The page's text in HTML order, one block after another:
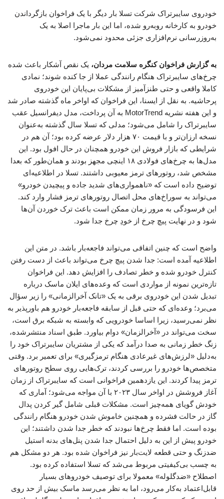
خودروی سایبرتراک شرکت تسلا بار دیگر با یک فراخوان بازگرداندن
خودرو به کارخانه روبه‌رو شده، اما این بار ماجرا اصلا به یک
به‌روزرسانی نرم‌افزاری جزئی محدود نمی‌شود.
به گزارش فراخوان کنگره سلامت مردان، یک نقص آشکار باعث شده
چرخ‌های سایبرتراک هنگام رانندگی عملا از جا کنده شوند؛ نمادی
کاملا واقعی و حتی طنزآمیز از مشکلات بی‌پایان این خودروی
پرحاشیه. به نقل از ایسنا، این فراخوان که اواخر ماه گذشته صادر شد
و این هفته نشریه MotorTrend به آن پرداخت، مدل دیفرانسیل عقب
سایبرتراک را شامل می‌شود؛ مدلی که تسلا سال گذشته به‌عنوان
نسخه ارزان‌تر و با قیمت ۷۰ هزار دلار عرضه کرده بود؛ آن هم در
شرایطی که بازار فروش این خودرو همچنان در حال افول بود. این
مدل‌ها به چرخ‌های فولادی ۱۸ اینچی مجهز بودند و همان‌طور که بعدا
مشخص شد، روتورهای ترمز معیوبی داشتند. تسلا در اطلاعیه‌ای
توضیح داده است که «ناهمواری‌های شدید جاده و پیچیدن خودرو»
می‌تواند به سوراخ‌های محل اتصال روتورهای ترمز فشار وارد کند.
این فرسودگی به مرور زمان ممکن است باعث ترک خوردن آن‌ها
شود و در نهایت پیچ چرخ از خودِ چرخ جدا شود.
واضح است که چنین اتفاقی می‌تواند فاجعه‌بار باشد. در متن این
اطلاعیه آمده است: جدا شدن پیچ چرخ می‌تواند باعث از دست رفتن
کنترل خودرو شده و خطر تصادف را افزایش دهد. این فراخوان
تازه‌ترین نمونه از مواردی است که وعده‌های ایلان ماسک درباره
تبدیل شدن این خودروی برقی به یک «تانک آخرالزمانی» را زیر سؤال
می‌برد؛ وعده‌ای که حتی قبل از سابقه فاجعه‌بار خودرو هم باورپذیر به
نظر نمی‌رسید، زیرا اساسا خودرویی که وابسته به شبکه برق است،
سخت می‌تواند در «آخرالزمان» دوام بیاورد. طبق اسناد منتشرشده،
زنگ خطر زمانی به صدا درآمد که یکی از مشتریان سایبرتراک خود را
به‌دلیل «لرزش‌های غیرعادی هنگام ترمزگیری» برای تعمیر برد. وقتی
متخصص‌ها خودرو را بررسی کردند، ترک‌هایی روی سطح روتورهای
ترمز پیدا کردند. این یازدهمین فراخوانی است که سایبرتراک از زمان
آغاز فروشش در اواخر سال ۲۰۲۳ با آن مواجه می‌شود؛ آماری که
خودش گویای همه‌چیز است. مشکلات قبلی شامل گیر کردن پدال
گاز در حالت فشرده و همچنین خاموش شدن خودرو هنگام رانندگی
بوده است. اما فقط چرخ‌ها نبودند که خطر جدا شدن داشتند؛ این
خودرو پیش از این به‌ دلیل احتمال جدا شدن پنل‌های بدنه استیل
ضدزنگ و حتی قطعه لایت‌بار نیز فراخوان شده بود. هر دو مشکل هم
به چسب بی‌کیفیتی مربوط می‌شد که تسلا استفاده کرده بود.
اصطلاح «ضدگلوله» معمولا برای توصیف خودروهای بسیار
قابل‌اعتماد به‌کار می‌رود، اما به نظر می‌رسد ماسک بیش از حد روی